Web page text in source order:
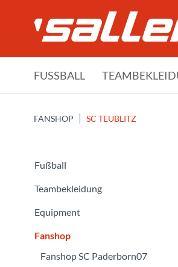
FUSSBALL
FANSHOP SC TEUBLITZ
Fußball
Teambekleidung
Equipment
Fanshop
Fanshop SC Paderborn07